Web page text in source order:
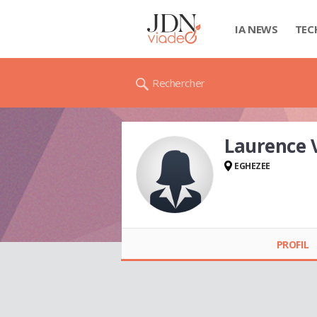
IA NEWS
Rechercher
Laurence
EGHEZEE
PROFIL